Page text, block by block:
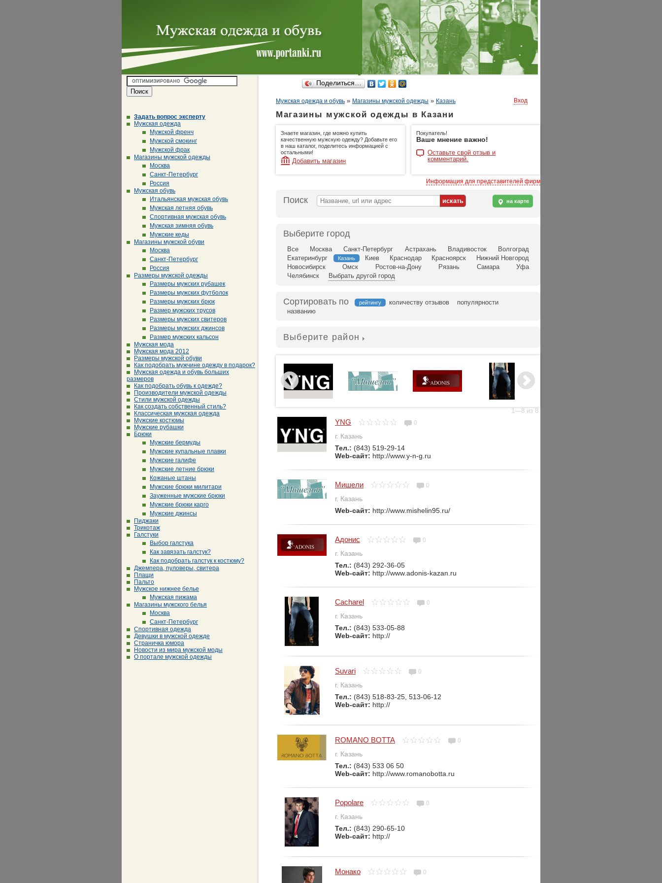
Задать вопрос эксперту
Мужская одежда
Мужской френч
Мужской смокинг
Мужской фрак
Магазины мужской одежды
Москва
Санкт-Петербург
Россия
Мужская обувь
Итальянская мужская обувь
Мужская летняя обувь
Спортивная мужская обувь
Мужская зимняя обувь
Мужские кеды
Магазины мужской обуви
Москва
Санкт-Петербург
Россия
Размеры мужской одежды
Размеры мужских рубашек
Размеры мужских футболок
Размеры мужских брюк
Размер мужских трусов
Размеры мужских свитеров
Размеры мужских джинсов
Размер мужских кальсон
Мужская мода
Мужская мода 2012
Размеры мужской обуви
Как подобрать мужчине одежду в подарок?
Мужская одежда и обувь больших
размеров
Как подобрать обувь к одежде?
Производители мужской одежды
Стили мужской одежды
Как создать собственный стиль?
Классическая мужская одежда
Мужские костюмы
Мужские рубашки
Брюки
Мужские бермуды
Мужские купальные плавки
Мужские галифе
Мужские летние брюки
Кожаные штаны
Мужские брюки милитари
Зауженные мужские брюки
Мужские брюки карго
Мужские джинсы
Пиджаки
Трикотаж
Галстуки
Выбор галстука
Как завязать галстук?
Как подобрать галстук к костюму?
Джемпера, пуловеры, свитера
Плащи
Пальто
Мужское нижнее белье
Мужская пижама
Магазины мужского белья
Москва
Санкт-Петербург
Спортивная одежда
Девушки в мужской одежде
Страничка юмора
Новости из мира мужской моды
О портале мужской одежды
Поделиться…
Мужская одежда и обувь » Магазины мужской одежды » Казань Вход
Магазины мужской одежды в Казани
Знаете магазин, где можно купить
качественную мужскую одежду? Добавьте его
в наш каталог, поделитесь информацией с
остальными!
Добавить магазин
Покупатель!
Ваше мнение важно!
Оставьте свой отзыв и
комментарий.
Информация для представителей фирм
Поиск на карте
Выберите город
Все Москва Санкт-Петербург Астрахань Владивосток
Волгоград
Екатеринбург
Казань Киев Краснодар Красноярск
Нижний Новгород
Новосибирск
Омск Ростов-на-Дону Рязань Самара
Уфа
Челябинск
Выбрать другой город
Сортировать по рейтингу количеству отзывов
популярности
названию
Выберите район
1—8 из 8.
YNG 0
г. Казань
Тел.: (843) 519-29-14
Web-сайт: http://www.y-n-g.ru
Мишели 0
г. Казань
Web-сайт: http://www.mishelin95.ru/
Адонис 0
г. Казань
Тел.: (843) 292-36-05
Web-сайт: http://www.adonis-kazan.ru
Cacharel 0
г. Казань
Тел.: (843) 533-05-88
Web-сайт: http://
Suvari 0
г. Казань
Тел.: (843) 518-83-25, 513-06-12
Web-сайт: http://
ROMANO BOTTA 0
г. Казань
Тел.: (843) 533 06 50
Web-сайт: http://www.romanobotta.ru
Popolare 0
г. Казань
Тел.: (843) 290-65-10
Web-сайт: http://
Монако 0